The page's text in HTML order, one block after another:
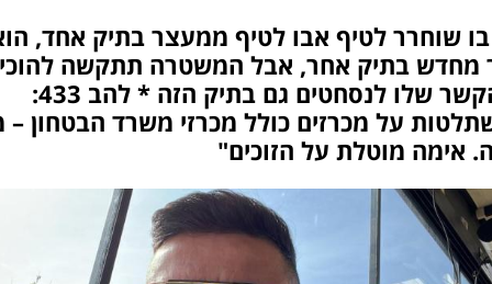
בו שוחרר לטיף אבו לטיף ממעצר בתיק אחד,
מחדש בתיק אחר, אבל המשטרה תתקשה
את הקשר שלו לנסחטים גם בתיק הזה * להב 433:
על מכרזים כולל מכרזי משרד הבטחון –
אימה מוטלת על הזוכים"